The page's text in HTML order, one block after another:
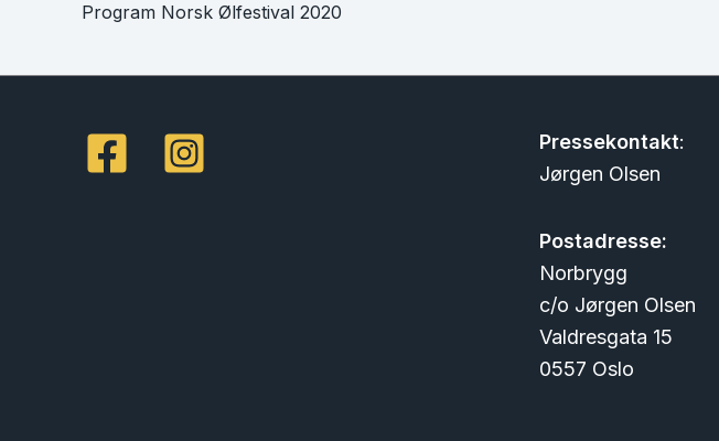
Program Norsk Ølfestival 2020
Pressekontakt:
Jørgen Olsen
Postadresse:
Norbrygg
c/o Jørgen Olsen
Valdresgata 15
0557 Oslo